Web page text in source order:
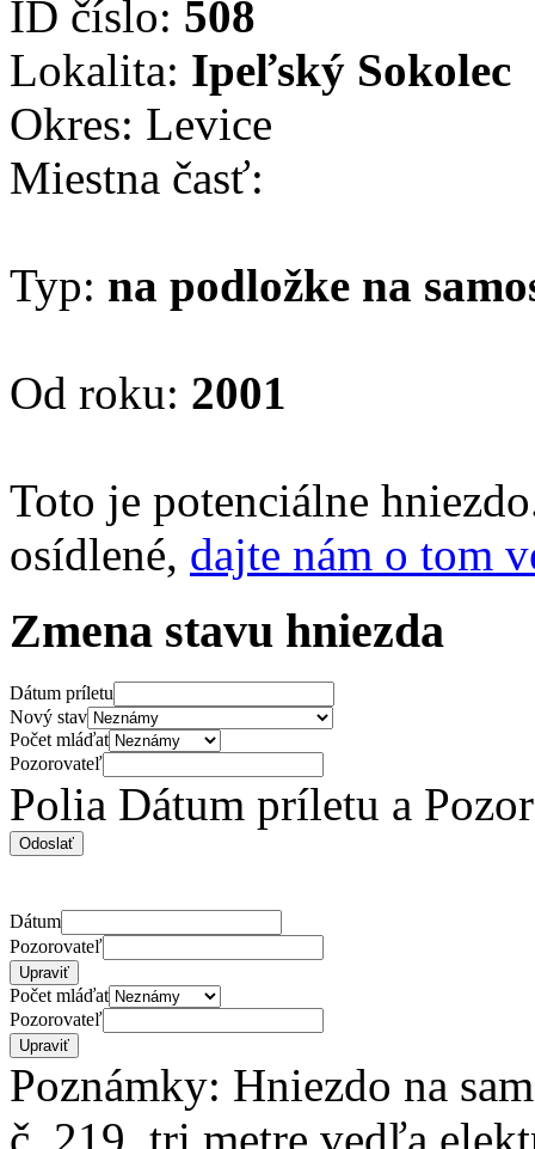
ID číslo: 508
Lokalita: Ipeľský Sokolec
Okres: Levice
Miestna časť:
Typ: na podložke na
Od roku: 2001
Toto je potenciálne
osídlené, dajte nám o tom
Zmena stavu hniezda
Dátum príletu
Nový stav
Počet mláďat
Pozorovateľ
Polia Dátum príletu a
Dátum
Pozorovateľ
Počet mláďat
Pozorovateľ
Poznámky: Hniezdo na